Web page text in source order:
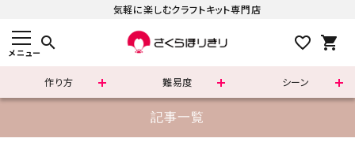
気軽に楽しむクラフトキット専門店
メニュー
search
作り方 難易度 シーン
記事一覧